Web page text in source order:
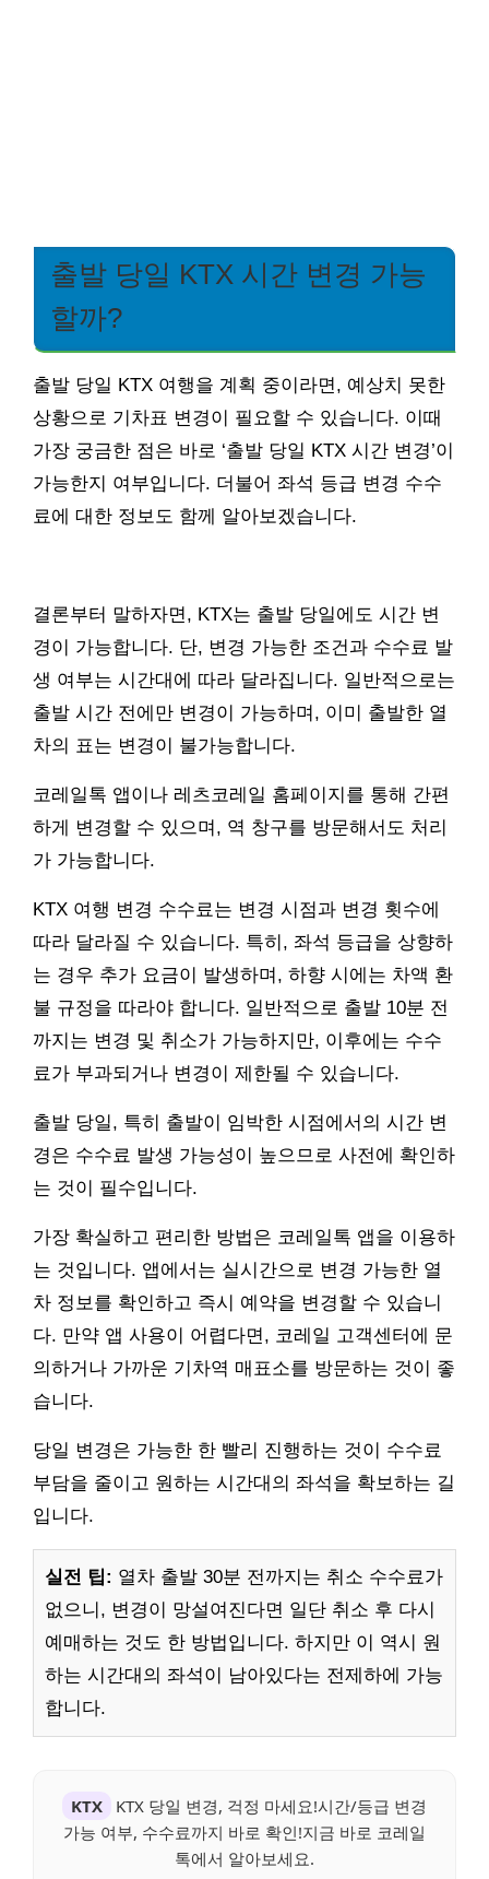
출발 당일 KTX 시간 변경 가능
할까?
출발 당일 KTX 여행을 계획 중이라면, 예상치 못한
상황으로 기차표 변경이 필요할 수 있습니다. 이때
가장 궁금한 점은 바로 ‘출발 당일 KTX 시간 변경’이
가능한지 여부입니다. 더불어 좌석 등급 변경 수수
료에 대한 정보도 함께 알아보겠습니다.
결론부터 말하자면, KTX는 출발 당일에도 시간 변
경이 가능합니다. 단, 변경 가능한 조건과 수수료 발
생 여부는 시간대에 따라 달라집니다. 일반적으로는
출발 시간 전에만 변경이 가능하며, 이미 출발한 열
차의 표는 변경이 불가능합니다.
코레일톡 앱이나 레츠코레일 홈페이지를 통해 간편
하게 변경할 수 있으며, 역 창구를 방문해서도 처리
가 가능합니다.
KTX 여행 변경 수수료는 변경 시점과 변경 횟수에
따라 달라질 수 있습니다. 특히, 좌석 등급을 상향하
는 경우 추가 요금이 발생하며, 하향 시에는 차액 환
불 규정을 따라야 합니다. 일반적으로 출발 10분 전
까지는 변경 및 취소가 가능하지만, 이후에는 수수
료가 부과되거나 변경이 제한될 수 있습니다.
출발 당일, 특히 출발이 임박한 시점에서의 시간 변
경은 수수료 발생 가능성이 높으므로 사전에 확인하
는 것이 필수입니다.
가장 확실하고 편리한 방법은 코레일톡 앱을 이용하
는 것입니다. 앱에서는 실시간으로 변경 가능한 열
차 정보를 확인하고 즉시 예약을 변경할 수 있습니
다. 만약 앱 사용이 어렵다면, 코레일 고객센터에 문
의하거나 가까운 기차역 매표소를 방문하는 것이 좋
습니다.
당일 변경은 가능한 한 빨리 진행하는 것이 수수료
부담을 줄이고 원하는 시간대의 좌석을 확보하는 길
입니다.
실전 팁: 열차 출발 30분 전까지는 취소 수수료가
없으니, 변경이 망설여진다면 일단 취소 후 다시
예매하는 것도 한 방법입니다. 하지만 이 역시 원
하는 시간대의 좌석이 남아있다는 전제하에 가능
합니다.
KTX
KTX 당일 변경, 걱정 마세요!시간/등급 변경
가능 여부, 수수료까지 바로 확인!지금 바로 코레일
톡에서 알아보세요.